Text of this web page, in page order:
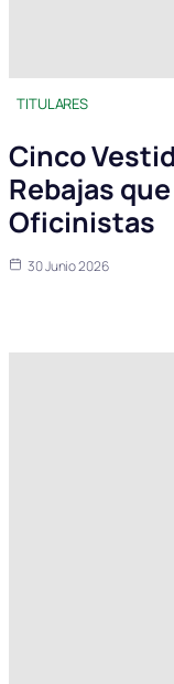
TITULARES
Cinco
Rebajas
Oficinistas
30 Junio 2026